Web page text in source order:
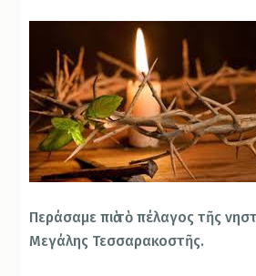
Περάσαμε πιὰ τὸ πέλαγος τῆς
Μεγάλης Τεσσαρακοστῆς.